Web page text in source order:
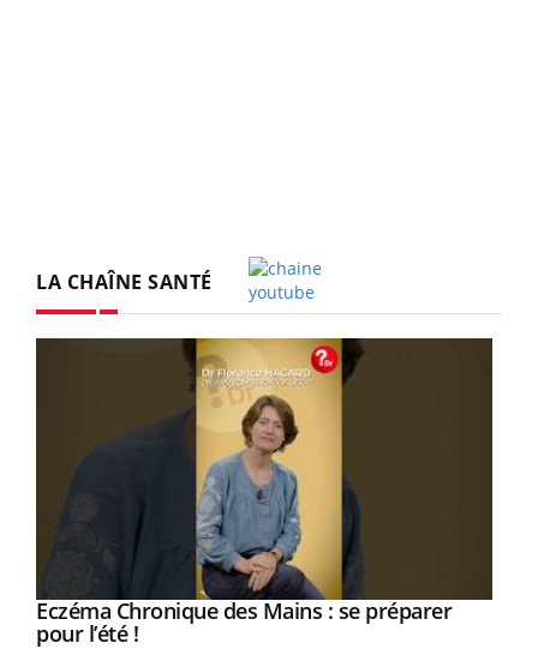
LA CHAÎNE SANTÉ
Youtube
Eczéma Chronique des Mains : se préparer
pour l’été !Youtube